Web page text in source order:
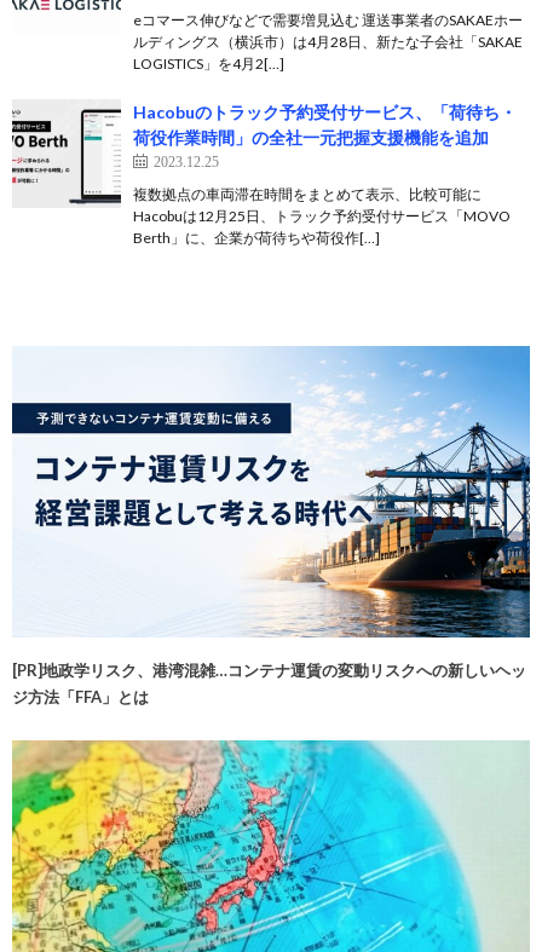
eコマース伸びなどで需要増見込む 運送事業者のSAKAEホー
ルディングス（横浜市）は4月28日、新たな子会社「SAKAE
LOGISTICS」を4月2[…]
Hacobuのトラック予約受付サービス、「荷待ち・
荷役作業時間」の全社一元把握支援機能を追加
2023.12.25
複数拠点の車両滞在時間をまとめて表示、比較可能に
Hacobuは12月25日、トラック予約受付サービス「MOVO
Berth」に、企業が荷待ちや荷役作[…]
[PR]地政学リスク、港湾混雑…コンテナ運賃の変動リスクへの新しいヘッ
ジ方法「FFA」とは